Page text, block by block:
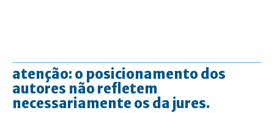
atenção: o posicionamento dos
autores não refletem
necessariamente os da jures.